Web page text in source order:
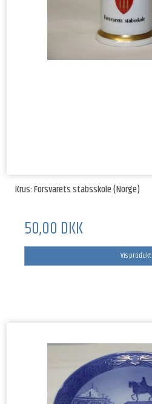
Krus: Forsvarets stabsskole (Norge)
50,00 DKK
Vis produkt